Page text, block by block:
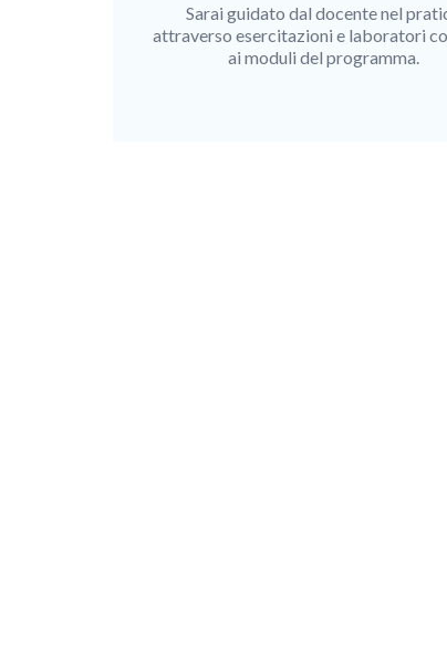
Sarai guidato dal docente nel
attraverso esercitazioni e laboratori
ai moduli del programma.